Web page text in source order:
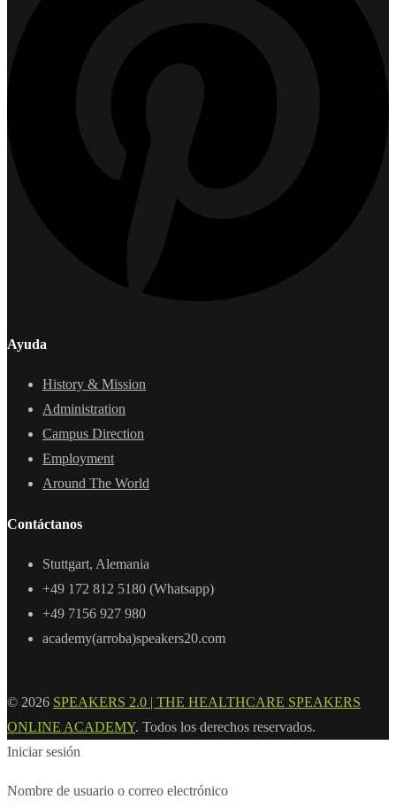
Ayuda
History & Mission
Administration
Campus Direction
Employment
Around The World
Contáctanos
Stuttgart, Alemania
+49 172 812 5180 (Whatsapp)
+49 7156 927 980
academy(arroba)speakers20.com
© 2026 SPEAKERS 2.0 | THE HEALTHCARE SPEAKERS
ONLINE ACADEMY. Todos los derechos reservados.
Iniciar sesión
Nombre de usuario o correo electrónico